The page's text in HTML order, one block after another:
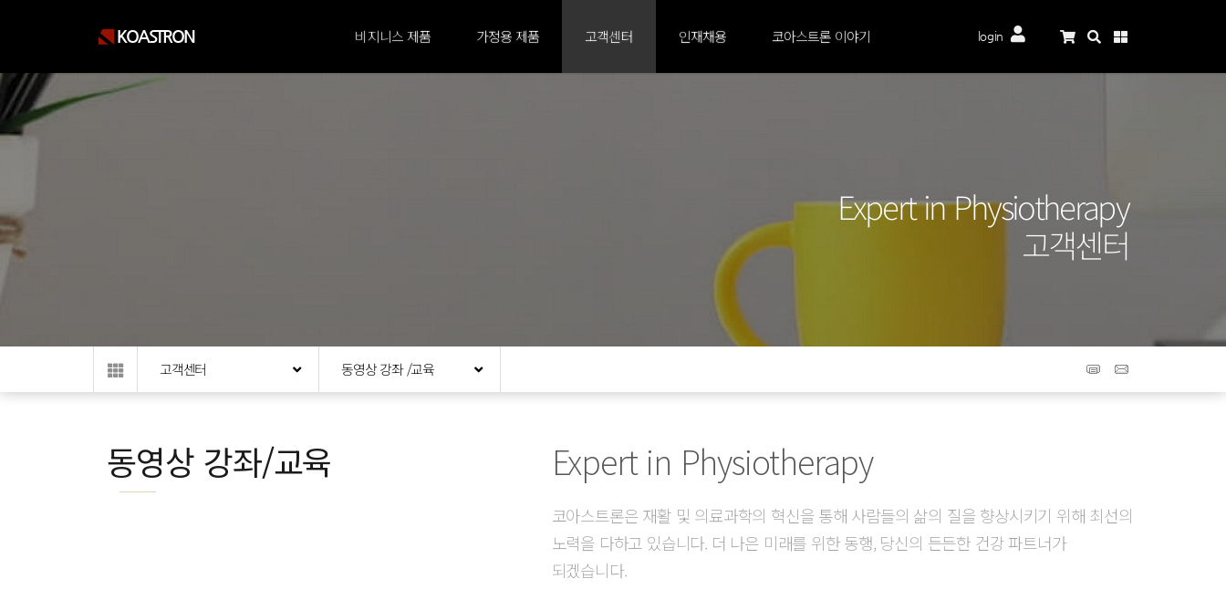
KOASTRON 비지니스 제품 가정용 제품 고객센터 인재채용 코아스트론 이야기 login
Expert in Physiotherapy
고객센터
고객센터 동영상 강좌 /교육
동영상 강좌/교육 Expert in Physiotherapy
코아스트론은 재활 및 의료과학의 혁신을 통해 사람들의 삶의 질을 향상시키기 위해 최선의
노력을 다하고 있습니다. 더 나은 미래를 위한 동행, 당신의 든든한 건강 파트너가
되겠습니다.